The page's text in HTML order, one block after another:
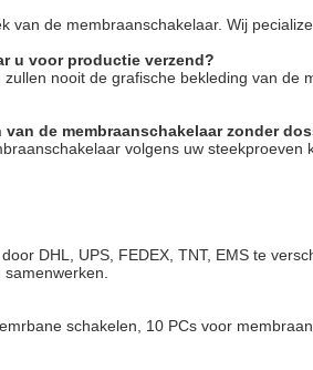
de membraanschakelaar. Wij
u voor productie verzend?
nooit de grafische bekleding van
de membraanschakelaar zonder
volgens uw steekproeven
DHL, UPS, FEDEX, TNT, EMS te
schakelen, 10 PCs voor